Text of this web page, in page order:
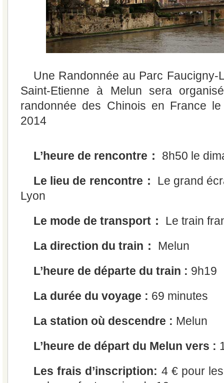
Une Randonnée au Parc Faucigny-
Saint-Etienne à Melun sera
randonnée des Chinois en France
2014
L’heure de rencontre： 8h50 le
Le lieu de rencontre： Le grand
Lyon
Le mode de transport： Le train
La direction du train： Melun
L’heure de départe du train : 9h19
La durée du voyage : 69 minutes
La station où descendre : Melun
L’heure de départ du Melun vers :
Les frais d’inscription: 4 € pour